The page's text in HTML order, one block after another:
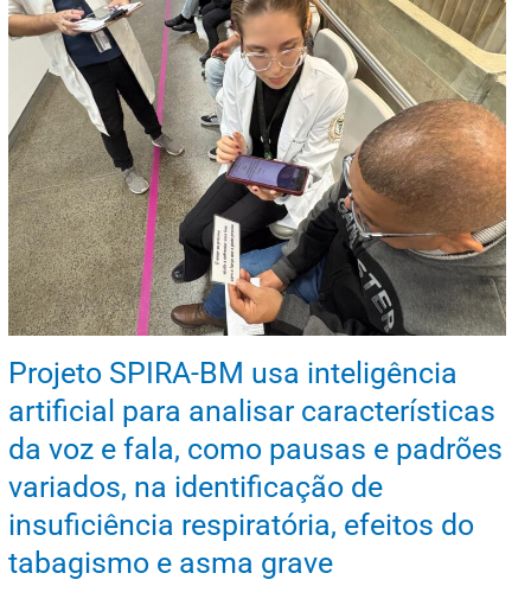
Projeto SPIRA-BM usa inteligência
artificial para analisar características
da voz e fala, como pausas e padrões
variados, na identificação de
insuficiência respiratória, efeitos do
tabagismo e asma grave